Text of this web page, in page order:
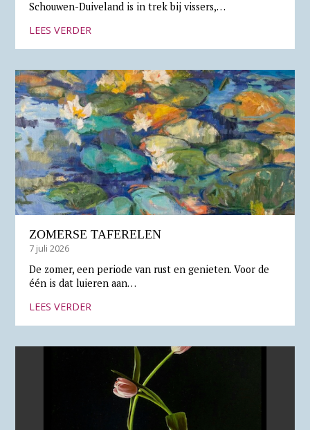
Schouwen-Duiveland is in trek bij vissers,…
LEES VERDER
ZOMERSE TAFERELEN
7 juli 2026
De zomer, een periode van rust en genieten. Voor de
één is dat luieren aan…
LEES VERDER